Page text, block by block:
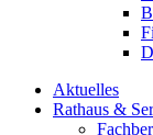
Aktuelles
Rathaus &